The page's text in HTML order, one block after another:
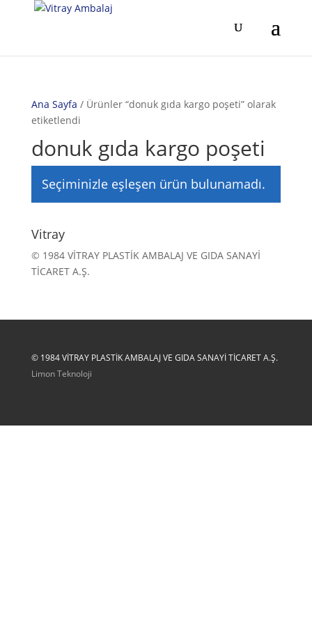
Ana Sayfa / Ürünler “donuk gıda kargo poşeti” olarak
etiketlendi
donuk gıda kargo poşeti
Seçiminizle eşleşen ürün bulunamadı.
Vitray
© 1984 VİTRAY PLASTİK AMBALAJ VE GIDA SANAYİ
TİCARET A.Ş.
© 1984 VİTRAY PLASTİK AMBALAJ VE GIDA SANAYİ TİCARET A.Ş.
Limon Teknoloji